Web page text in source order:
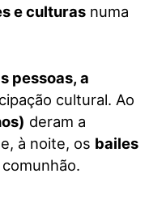
e culturas numa
pessoas, a
cultural. Ao
deram a
à noite, os bailes